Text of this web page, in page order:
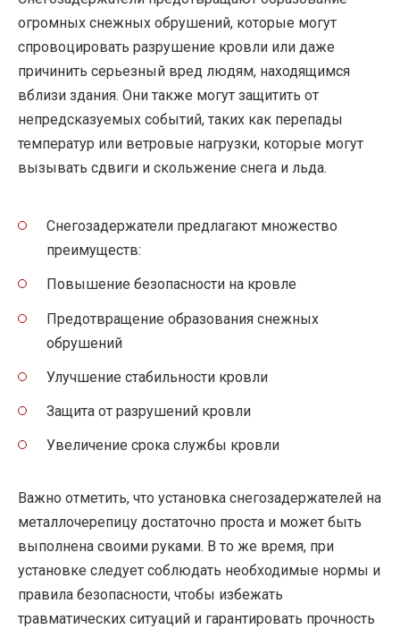
огромных снежных обрушений, которые могут
спровоцировать разрушение кровли или даже
причинить серьезный вред людям, находящимся
вблизи здания. Они также могут защитить от
непредсказуемых событий, таких как перепады
температур или ветровые нагрузки, которые могут
вызывать сдвиги и скольжение снега и льда.
Снегозадержатели предлагают множество
преимуществ:
Повышение безопасности на кровле
Предотвращение образования снежных
обрушений
Улучшение стабильности кровли
Защита от разрушений кровли
Увеличение срока службы кровли
Важно отметить, что установка снегозадержателей на
металлочерепицу достаточно проста и может быть
выполнена своими руками. В то же время, при
установке следует соблюдать необходимые нормы и
правила безопасности, чтобы избежать
травматических ситуаций и гарантировать прочность